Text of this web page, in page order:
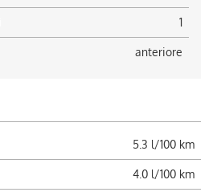
1
anteriore
5.3 l/100 km
4.0 l/100 km